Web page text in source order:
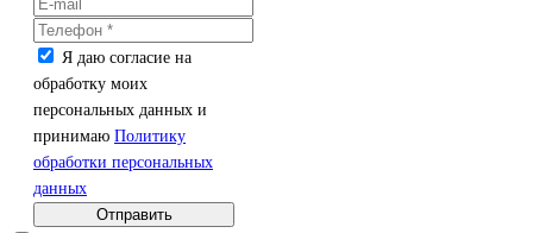
Я даю согласие на
обработку моих
персональных данных и
принимаю Политику
обработки персональных
данных
Отправить